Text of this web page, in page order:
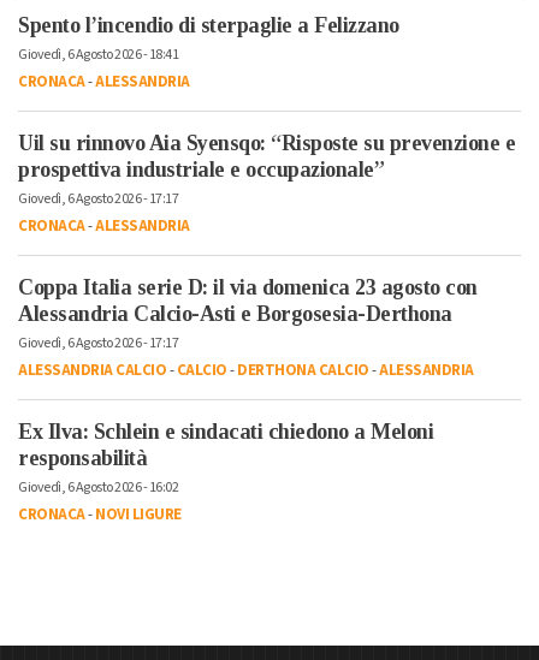
Spento l’incendio di sterpaglie a Felizzano
Giovedì, 6 Agosto 2026 - 18:41
CRONACA-ALESSANDRIA
Uil su rinnovo Aia Syensqo: “Risposte su prevenzione e
prospettiva industriale e occupazionale”
Giovedì, 6 Agosto 2026 - 17:17
CRONACA-ALESSANDRIA
Coppa Italia serie D: il via domenica 23 agosto con
Alessandria Calcio-Asti e Borgosesia-Derthona
Giovedì, 6 Agosto 2026 - 17:17
ALESSANDRIA CALCIO-CALCIO-DERTHONA CALCIO-ALESSANDRIA
Ex Ilva: Schlein e sindacati chiedono a Meloni
responsabilità
Giovedì, 6 Agosto 2026 - 16:02
CRONACA-NOVI LIGURE